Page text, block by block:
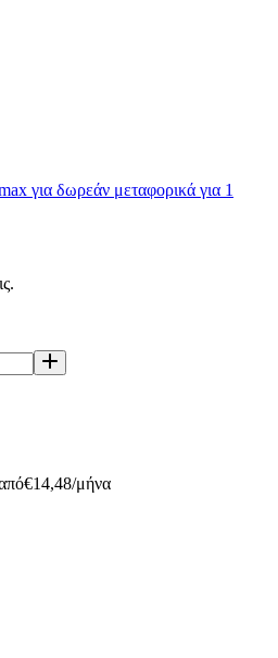
για δωρεάν μεταφορικά για 1
€14,48/μήνα